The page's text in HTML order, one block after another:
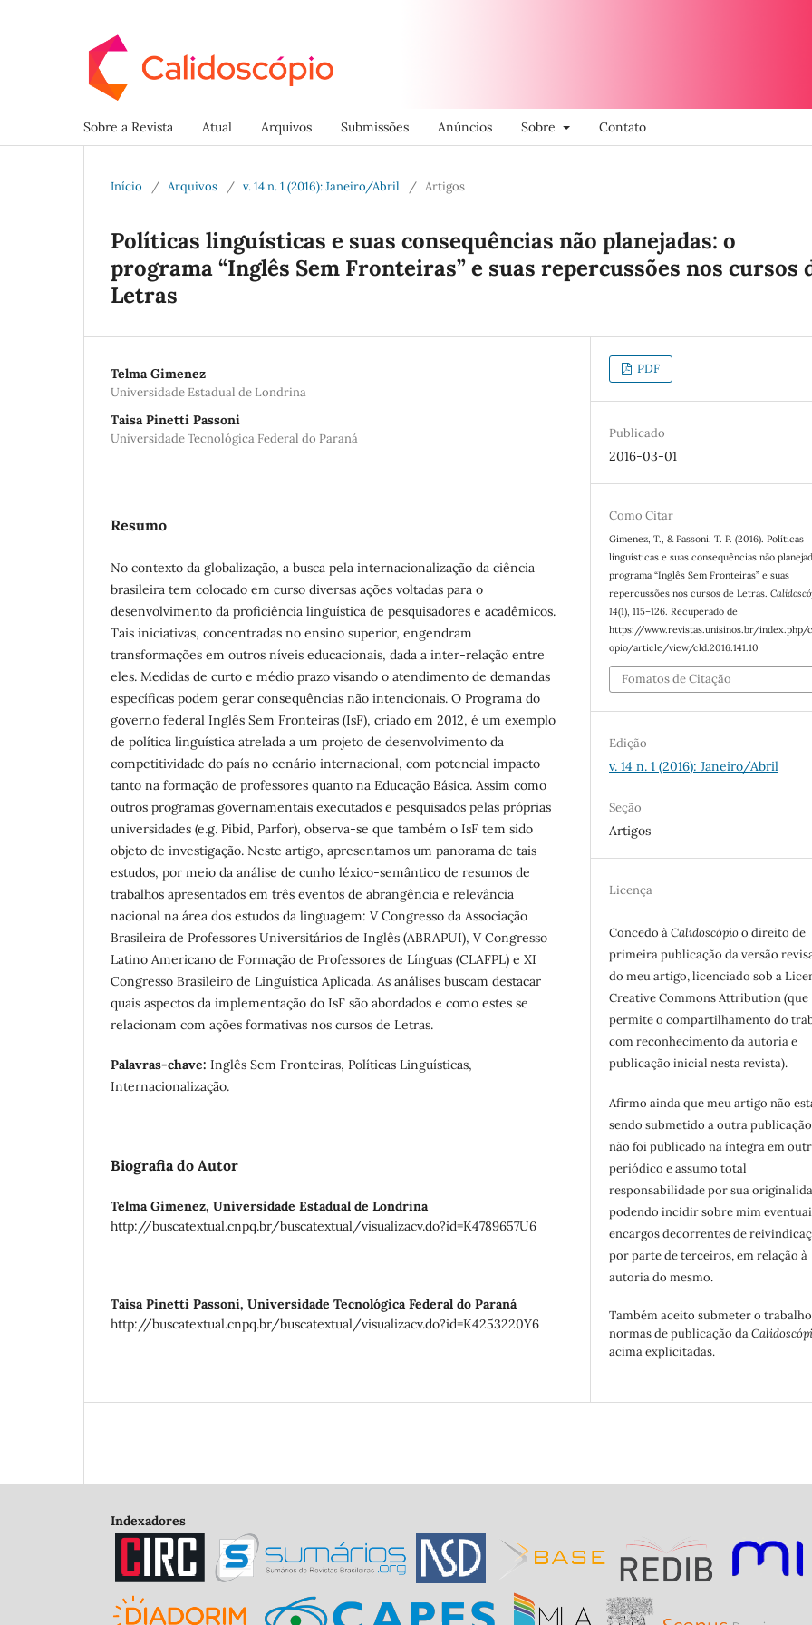
Sobre a Revista Atual Arquivos Submissões Anúncios Sobre Contato
Início / Arquivos / v. 14 n. 1 (2016): Janeiro/Abril / Artigos
Políticas linguísticas e suas consequências não planejadas: o
programa “Inglês Sem Fronteiras” e suas repercussões nos cursos
Letras
Telma Gimenez
Universidade Estadual de Londrina
Taisa Pinetti Passoni
Universidade Tecnológica Federal do Paraná
Resumo
No contexto da globalização, a busca pela internacionalização da ciência
brasileira tem colocado em curso diversas ações voltadas para o
desenvolvimento da proficiência linguística de pesquisadores e acadêmicos.
Tais iniciativas, concentradas no ensino superior, engendram
transformações em outros níveis educacionais, dada a inter-relação entre
eles. Medidas de curto e médio prazo visando o atendimento de demandas
específicas podem gerar consequências não intencionais. O Programa do
governo federal Inglês Sem Fronteiras (IsF), criado em 2012, é um exemplo
de política linguística atrelada a um projeto de desenvolvimento da
competitividade do país no cenário internacional, com potencial impacto
tanto na formação de professores quanto na Educação Básica. Assim como
outros programas governamentais executados e pesquisados pelas próprias
universidades (e.g. Pibid, Parfor), observa-se que também o IsF tem sido
objeto de investigação. Neste artigo, apresentamos um panorama de tais
estudos, por meio da análise de cunho léxico-semântico de resumos de
trabalhos apresentados em três eventos de abrangência e relevância
nacional na área dos estudos da linguagem: V Congresso da Associação
Brasileira de Professores Universitários de Inglês (ABRAPUI), V Congresso
Latino Americano de Formação de Professores de Línguas (CLAFPL) e XI
Congresso Brasileiro de Linguística Aplicada. As análises buscam destacar
quais aspectos da implementação do IsF são abordados e como estes se
relacionam com ações formativas nos cursos de Letras.
Palavras-chave: Inglês Sem Fronteiras, Políticas Linguísticas,
Internacionalização.
Biografia do Autor
Telma Gimenez, Universidade Estadual de Londrina
http://buscatextual.cnpq.br/buscatextual/visualizacv.do?id=K4789657U6
Taisa Pinetti Passoni, Universidade Tecnológica Federal do Paraná
http://buscatextual.cnpq.br/buscatextual/visualizacv.do?id=K4253220Y6
PDF
Publicado
2016-03-01
Como Citar
Gimenez, T., & Passoni, T. P. (2016). Políticas
linguísticas e suas consequências não
programa “Inglês Sem Fronteiras” e suas
repercussões nos cursos de Letras.
14(1), 115–126. Recuperado de
https://www.revistas.unisinos.br/index.php/
opio/article/view/cld.2016.141.10
Fomatos de Citação
Edição
v. 14 n. 1 (2016): Janeiro/Abril
Seção
Artigos
Licença
Concedo àCalidoscópioo direito de
primeira publicação da versão
do meu artigo, licenciado sob a
Creative Commons Attribution (que
permite o compartilhamento do
com reconhecimento da autoria e
publicação inicial nesta revista).
Afirmo ainda que meu artigo não
sendo submetido a outra
não foi publicado na íntegra em
periódico e assumo total
responsabilidade por sua
podendo incidir sobre mim
encargos decorrentes de
por parte de terceiros, em relação à
autoria do mesmo.
Também aceito submeter o
normas de publicação da
acima explicitadas.
Indexadores